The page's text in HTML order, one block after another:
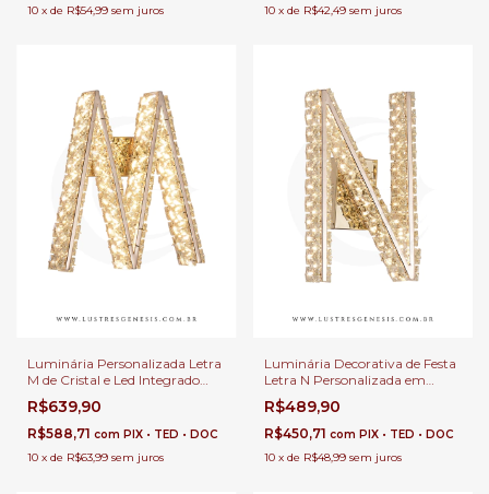
10 x de R$54,99 sem juros
10 x de R$42,49 sem juros
Luminária Personalizada Letra
M de Cristal e Led Integrado
Para decoração de Fetsa,
Cabeceira de Cama e Quartos
Infantil
R$639,90
R$588,71 com PIX • TED • DOC
10 x de R$63,99 sem juros
Luminária Decorativa de Festa
Letra N Personalizada em
Cristal e LED Integrado Quente
Para Cabeceira de Cama e
Quartos Infantil
R$489,90
R$450,71 com PIX • TED • DOC
10 x de R$48,99 sem juros